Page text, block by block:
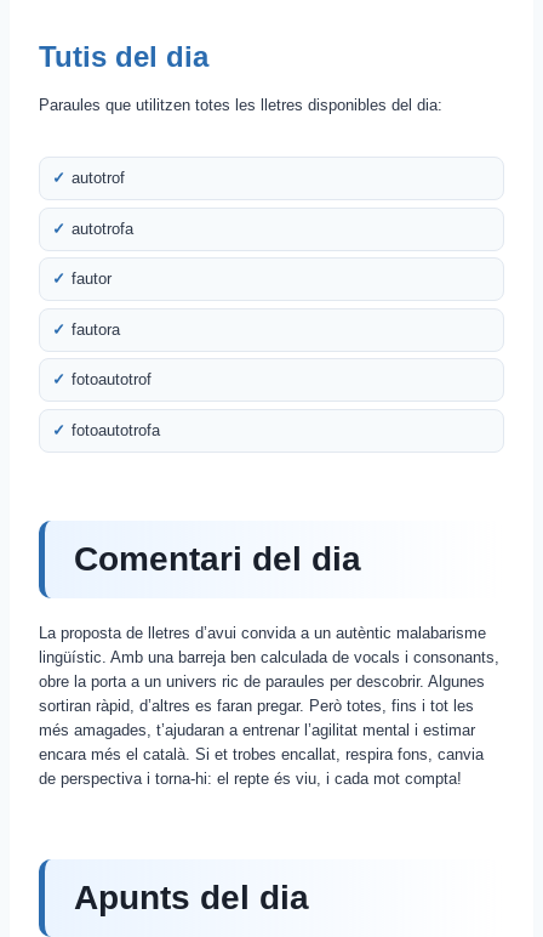
Tutis del dia
Paraules que utilitzen totes les lletres disponibles del dia:
autotrof
autotrofa
fautor
fautora
fotoautotrof
fotoautotrofa
Comentari del dia
La proposta de lletres d’avui convida a un autèntic malabarisme
lingüístic. Amb una barreja ben calculada de vocals i consonants,
obre la porta a un univers ric de paraules per descobrir. Algunes
sortiran ràpid, d’altres es faran pregar. Però totes, fins i tot les
més amagades, t’ajudaran a entrenar l’agilitat mental i estimar
encara més el català. Si et trobes encallat, respira fons, canvia
de perspectiva i torna-hi: el repte és viu, i cada mot compta!
Apunts del dia